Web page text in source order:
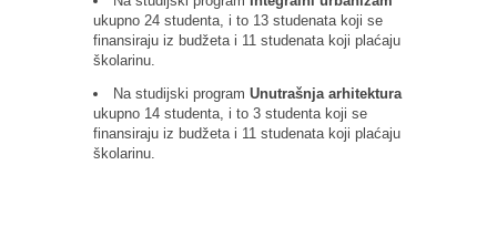
ukupno 24 studenta, i to 13 studenata koji se
finansiraju iz budžeta i 11 studenata koji plaćaju
školarinu.
Na studijski program Unutrašnja arhitektura
ukupno 14 studenta, i to 3 studenta koji se
finansiraju iz budžeta i 11 studenata koji plaćaju
školarinu.